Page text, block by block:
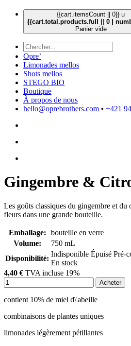
{{cart.itemsCount || 0}} u
{{cart.total.products.full || 0 |
Panier vide
Opre’
Limonades mellos
Shots mellos
STEGO BIO
Boutique
À propos de nous
hello@oprebrothers.com • +421
Gingembre &
Les goûts classiques du gingembre et du
fleurs dans une grande bouteille.
Emballage:
bouteille en verre
Volume:
750 mL
Disponibilité:
Indisponible Épuisé Pré-
En stock
4,40 € TVA incluse 19%
Acheter
contient 10% de miel d\'abeille
combinaisons de plantes uniques
limonades légèrement pétillantes